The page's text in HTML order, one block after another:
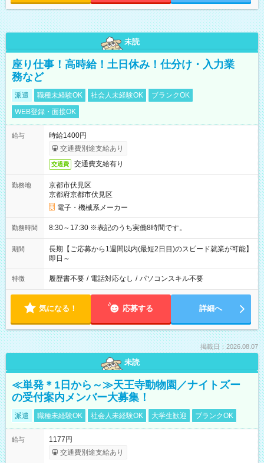
未読
座り仕事！高時給！土日休み！仕分け・入力業
務など
派遣 職種未経験OK 社会人未経験OK
ブランクOK
WEB登録・面接OK
給与
時給1400円
交通費別途支給あり
交通費 交通費支給有り
勤務地
京都市伏見区
京都府京都市伏見区
電子・機械系メーカー
勤務時間 8:30～17:30 ※表記のうち実働8時間です。
期間
長期【ご応募から1週間以内(最短2日目)のスピード就業が可能】
即日～
特徴 履歴書不要 / 電話対応なし / パソコンスキル不要
気になる！ 応募する 詳細へ
掲載日：2026.08.07
未読
≪単発＊1日から～≫天王寺動物園／ナイトズー
の受付案内メンバー大募集！
派遣 職種未経験OK 社会人未経験OK 大学生歓迎 ブランクOK
給与
1177円
交通費別途支給あり